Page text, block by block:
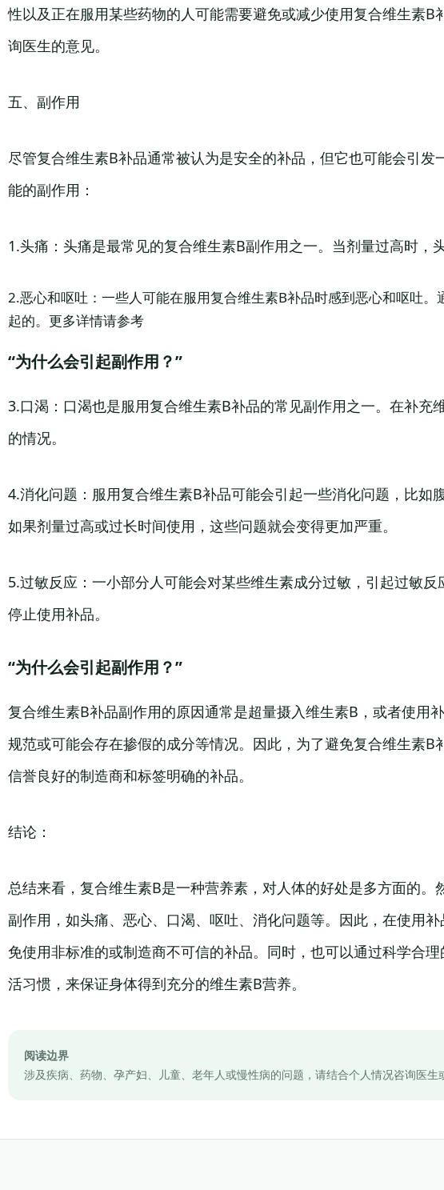
性以及正在服用某些药物的人可能需要避免或减少使用复合维生素B
询医生的意见。
五、副作用
尽管复合维生素B补品通常被认为是安全的补品，但它也可能会引发
能的副作用：
1.头痛：头痛是最常见的复合维生素B副作用之一。当剂量过高时，
2.恶心和呕吐：一些人可能在服用复合维生素B补品时感到恶心和呕吐。
起的。更多详情请参考
“为什么会引起副作用？”
3.口渴：口渴也是服用复合维生素B补品的常见副作用之一。在补充
的情况。
4.消化问题：服用复合维生素B补品可能会引起一些消化问题，比如
如果剂量过高或过长时间使用，这些问题就会变得更加严重。
5.过敏反应：一小部分人可能会对某些维生素成分过敏，引起过敏
停止使用补品。
“为什么会引起副作用？”
复合维生素B补品副作用的原因通常是超量摄入维生素B，或者使用
规范或可能会存在掺假的成分等情况。因此，为了避免复合维生素B
信誉良好的制造商和标签明确的补品。
结论：
总结来看，复合维生素B是一种营养素，对人体的好处是多方面的。
副作用，如头痛、恶心、口渴、呕吐、消化问题等。因此，在使用
免使用非标准的或制造商不可信的补品。同时，也可以通过科学合
活习惯，来保证身体得到充分的维生素B营养。
阅读边界
涉及疾病、药物、孕产妇、儿童、老年人或慢性病的问题，请结合个人情况咨询医生